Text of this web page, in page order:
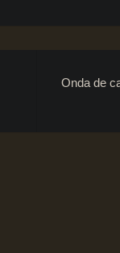
Onda de